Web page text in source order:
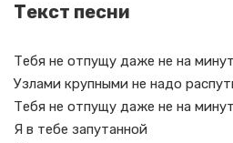
Текст песни
Тебя не отпущу даже не на
Узлами крупными не надо
Тебя не отпущу даже не на
Я в тебе запутанной